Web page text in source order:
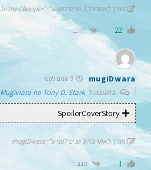
נערך לאחרונה 3 שנים לפני ע"י !Get to the Chopper
22 הגב
mugiDwara 3 שנים לפני
בתגובה לMugiwara no Tony D. Stark
SpoilerCoverStory
נערך לאחרונה 3 שנים לפני ע"י mugiDwara
1 הגב